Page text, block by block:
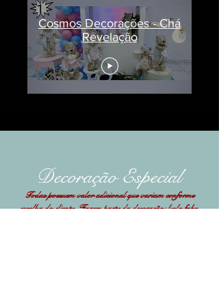
Cosmos Decorações - Chá
Revelação
Decoração Especial
Todaspossuemvalor adicional que variam conforme
escolha do cliente. Fazem parte da decoração: bolo fake,